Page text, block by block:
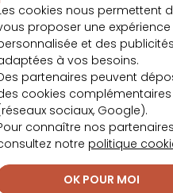
cookies nous permettent
proposer une expérience
et des publicités
à vos besoins.
partenaires peuvent
cookies complémentaires
sociaux, Google).
connaître nos partenaires
notre politique
OK POUR MOI